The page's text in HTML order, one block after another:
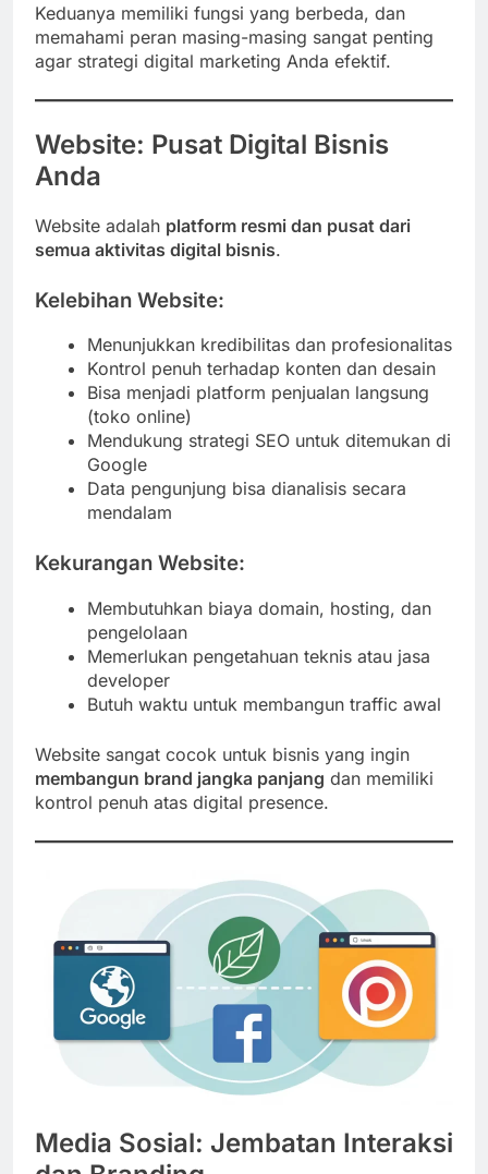
Keduanya memiliki fungsi yang berbeda, dan
memahami peran masing-masing sangat penting
agar strategi digital marketing Anda efektif.
Website: Pusat Digital Bisnis
Anda
Website adalah platform resmi dan pusat dari
semua aktivitas digital bisnis.
Kelebihan Website:
Menunjukkan kredibilitas dan profesionalitas
Kontrol penuh terhadap konten dan desain
Bisa menjadi platform penjualan langsung
(toko online)
Mendukung strategi SEO untuk ditemukan di
Google
Data pengunjung bisa dianalisis secara
mendalam
Kekurangan Website:
Membutuhkan biaya domain, hosting, dan
pengelolaan
Memerlukan pengetahuan teknis atau jasa
developer
Butuh waktu untuk membangun traffic awal
Website sangat cocok untuk bisnis yang ingin
membangun brand jangka panjang dan memiliki
kontrol penuh atas digital presence.
Media Sosial: Jembatan Interaksi